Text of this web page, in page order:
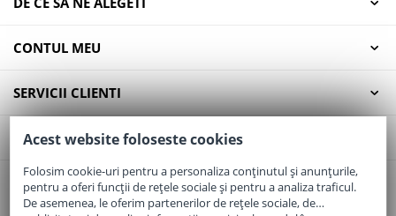
CONTUL MEU
SERVICII CLIENTI
CONTACT
Email:office@elaptepraf.ro
Telefon:0745-964-449
Acest website foloseste cookies
Folosim cookie-uri pentru a personaliza conținutul și anunțurile,
pentru a oferi funcții de rețele sociale și pentru a analiza traficul.
De asemenea, le oferim partenerilor de rețele sociale, de